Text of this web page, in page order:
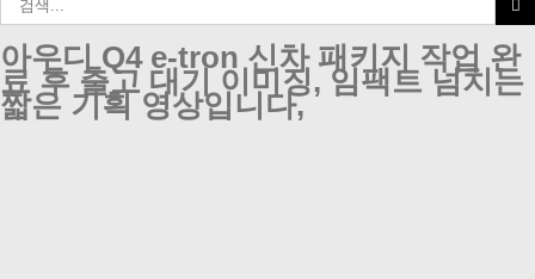
색
...
아우디 Q4 e-tron 신차 패키지 작업 완
료 후 출고 대기 이미징, 임팩트 넘치는
짧은 기획 영상입니다,